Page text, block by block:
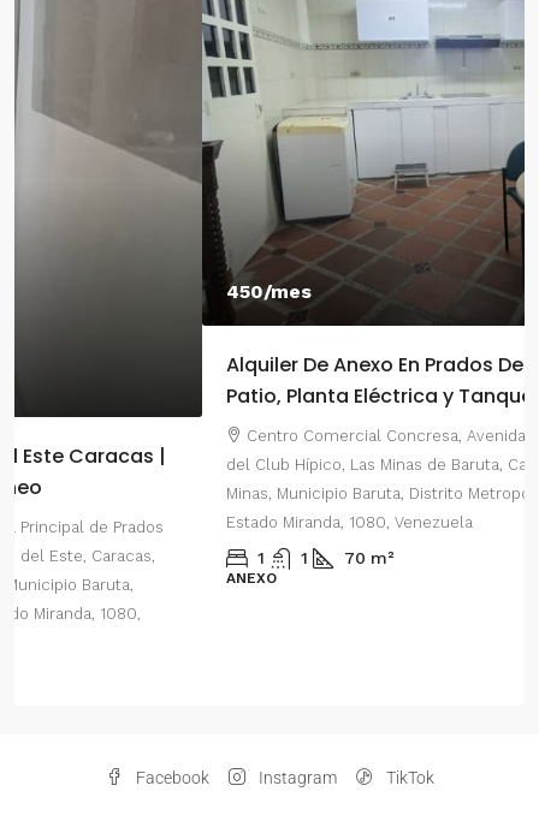
Alquiler De Anexo En Prados Del Este | Con
Patio, Planta Eléctrica y Tanque de agua
Centro Comercial Concresa, Avenida Río Caura, Terrazas
del Club Hípico, Las Minas de Baruta, Caracas, Parroquia Las
Minas, Municipio Baruta, Distrito Metropolitano de Caracas,
Estado Miranda, 1080, Venezuela
1 1
ANEXO